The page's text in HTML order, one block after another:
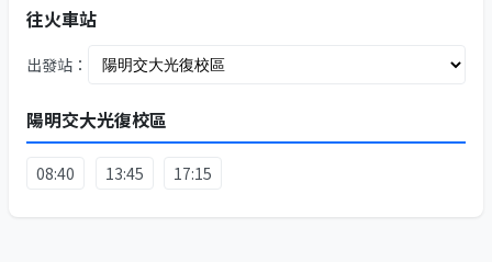
往火車站
出發站：
陽明交大光復校區
08:40 13:45 17:15